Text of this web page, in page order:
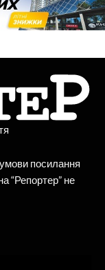
посилання
“Репортер” не